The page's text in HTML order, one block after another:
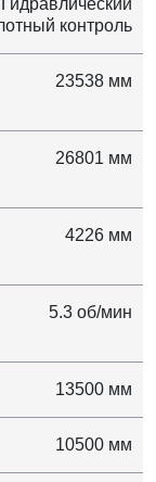
Гидравлический
контроль
23538 мм
26801 мм
4226 мм
5.3 об/мин
13500 мм
10500 мм